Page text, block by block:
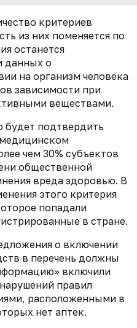
критериев
из них поменяется по
останется
данных о
на организм человека
зависимости при
веществами.
подтвердить
чем 30% субъектов
общественной
вреда здоровью. В
этого критерия
попадали
в стране.
о включении
в перечень должны
включили
правил
расположенными ‎в
нет аптек.